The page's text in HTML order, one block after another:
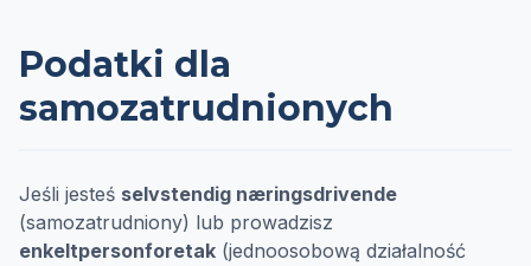
Podatki dla
samozatrudnionych
Jeśli jesteś selvstendig næringsdrivende
(samozatrudniony) lub prowadzisz
enkeltpersonforetak (jednoosobową działalność